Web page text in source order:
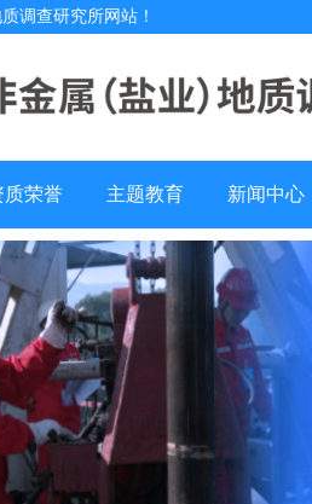
调查研究所网站！
质荣誉 主题教育 新闻中心